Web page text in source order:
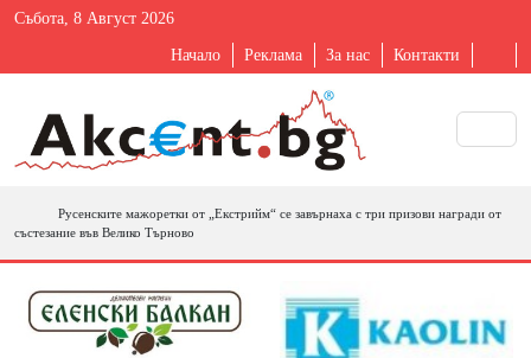
Събота, 8 Август 2026
Начало Реклама За нас Контакти
Русенските мажоретки от „Екстрийм“ се завърнаха с три призови награди от
състезание във Велико Търново